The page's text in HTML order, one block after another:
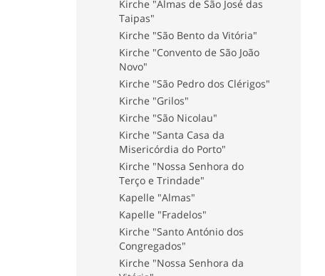
Museum "Fernando de Castro"
Museum "Instituto Superior de
Engenharia"
Museum "Faculdade de Belas
Artes"
Casa-Oficina António Carneiro
Museum "Arte Sacra e
Arqueologia"
MMIPO - Museum der
Misericórdia von Porto
Museum der Stiftung "Maria
Isabel Guerra Junqueiro e Luís
Pinto de Mesquita Carvalho"
Marionettenmuseum von Porto
Kloster "Serra do Pilar"
Museum "Nacional da
Imprensa"
Kirche "Almas de São José das
Taipas"
Kirche "São Bento da Vitória"
Kirche "Convento de São João
Novo"
Kirche "São Pedro dos Clérigos"
Kirche "Grilos"
Kirche "São Nicolau"
Kirche "Santa Casa da
Misericórdia do Porto"
Kirche "Nossa Senhora do
Terço e Trindade"
Kapelle "Almas"
Kapelle "Fradelos"
Kirche "Santo António dos
Congregados"
Kirche "Nossa Senhora da